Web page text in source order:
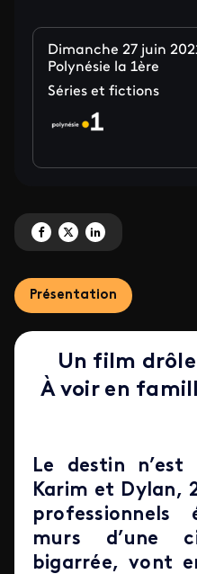
Dimanche 27 juin
Polynésie la 1ère
Séries et fictions
Partagez 'PLEIN LA VUE' sur
Partagez 'PLEIN LA VUE' sur X
Partagez 'PLEIN LA
Présentation
Un film
À voir en
Le destin
Karim et Dylan,
murs d’une
bigarrée, vont